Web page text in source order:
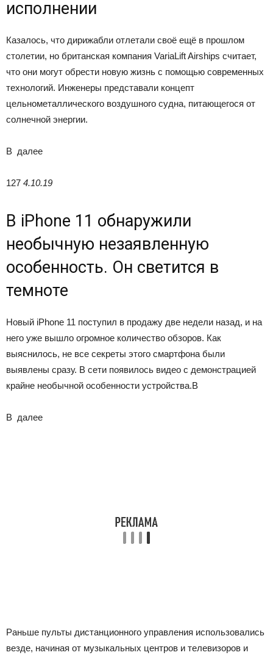
исполнении
Казалось, что дирижабли отлетали своё ещё в прошлом
столетии, но британская компания VariaLift Airships считает,
что они могут обрести новую жизнь с помощью современных
технологий. Инженеры представали концепт
цельнометаллического воздушного судна, питающегося от
солнечной энергии.
В далее
127 4.10.19
В iPhone 11 обнаружили
необычную незаявленную
особенность. Он светится в
темноте
Новый iPhone 11 поступил в продажу две недели назад, и на
него уже вышло огромное количество обзоров. Как
выяснилось, не все секреты этого смартфона были
выявлены сразу. В сети появилось видео с демонстрацией
крайне необычной особенности устройства.В
В далее
Раньше пульты дистанционного управления использовались
везде, начиная от музыкальных центров и телевизоров и